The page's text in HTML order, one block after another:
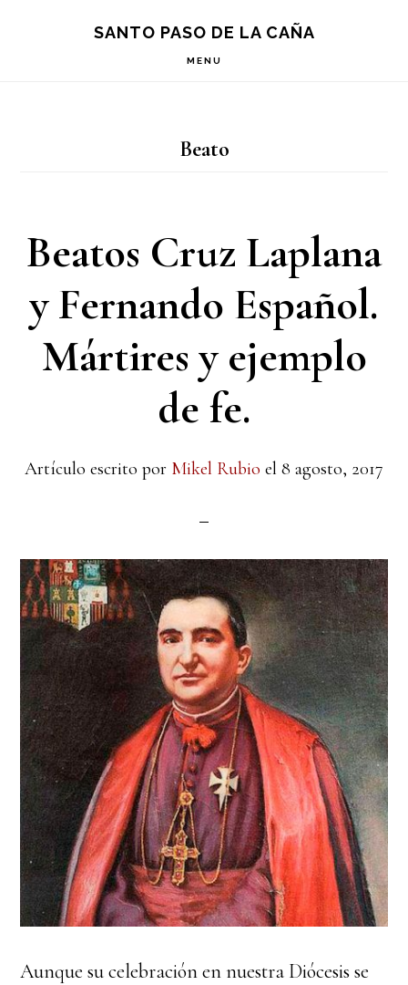
SANTO PASO DE LA CAÑA
MENU
Beato
Beatos Cruz Laplana
y Fernando Español.
Mártires y ejemplo
de fe.
Artículo escrito por Mikel Rubio el 8 agosto, 2017
Aunque su celebración en nuestra Diócesis se